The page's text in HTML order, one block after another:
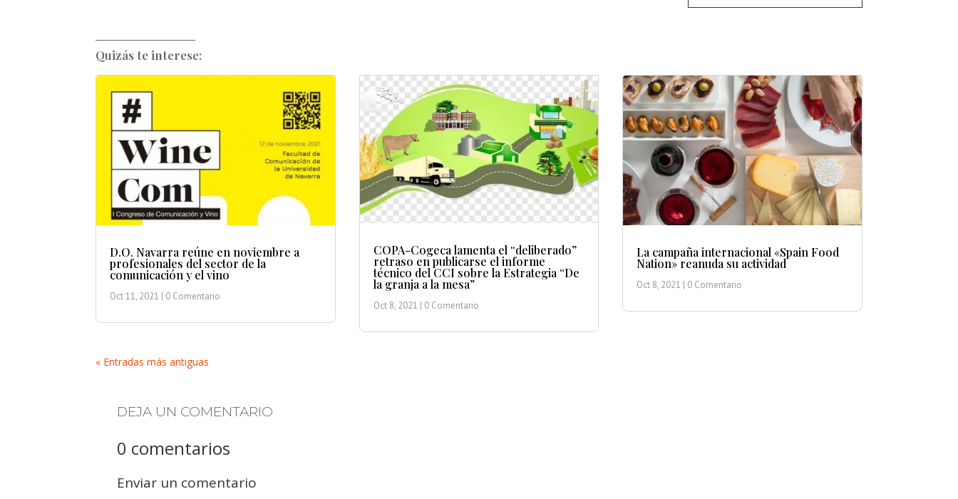
Quizás te interese:
D.O. Navarra reúne en noviembre a
profesionales del sector de la
comunicación y el vino
Oct 11, 2021 | 0 Comentario
COPA-Cogeca lamenta el “deliberado”
retraso en publicarse el informe
técnico del CCI sobre la Estrategia “De
la granja a la mesa”
Oct 8, 2021 | 0 Comentario
La campaña internacional «Spain Food
Nation» reanuda su actividad
Oct 8, 2021 | 0 Comentario
« Entradas más antiguas
DEJA UN COMENTARIO
0 comentarios
Enviar un comentario